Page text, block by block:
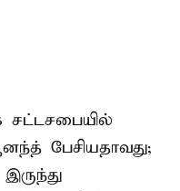
சட்டசபையில்
பேசியதாவது;